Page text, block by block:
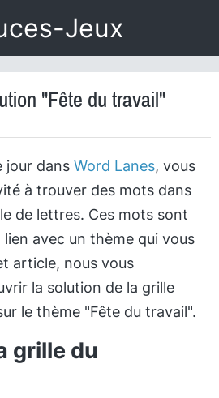
Jeux
"Fête du travail"
jour dans Word Lanes, vous
à trouver des mots dans
de lettres. Ces mots sont
lien avec un thème qui vous
article, nous vous
la solution de la grille
le thème "Fête du travail".
grille du